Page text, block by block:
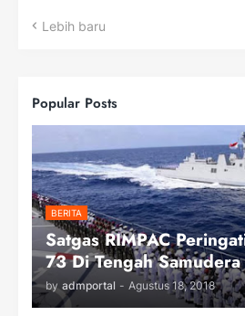
Lebih baru
Popular Posts
BERITA
Satgas RIMPAC
73 Di Tengah Samudera
by admportal - Agustus 18, 2018